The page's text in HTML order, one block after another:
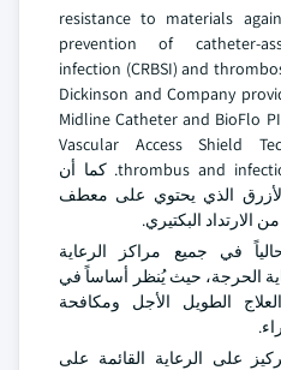
resistance to materials
prevention of catheter-
infection (CRBSI) and
Dickinson and Company
Midline Catheter and BioFlo
Vascular Access Shield
thrombus and infection resistance materials. كما أن
الذي يحتوي على معطف
الارتداد البكتيري.
في جميع مراكز الرعاية
الحرجة، حيث يُنظر أساساً في
الطويل الأجل ومكافحة
على الرعاية القائمة على